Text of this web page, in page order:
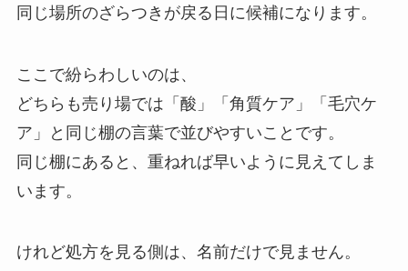
同じ場所のざらつきが戻る日に候補になります。
ここで紛らわしいのは、
どちらも売り場では「酸」「角質ケア」「毛穴ケ
ア」と同じ棚の言葉で並びやすいことです。
同じ棚にあると、重ねれば早いように見えてしま
います。
けれど処方を見る側は、名前だけで見ません。